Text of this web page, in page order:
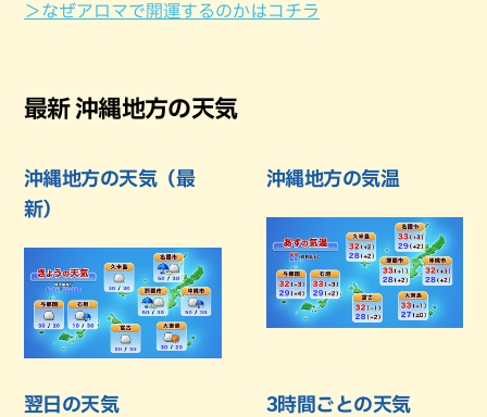
＞なぜアロマで開運するのかはコチラ
最新 沖縄地方の天気
沖縄地方の天気（最
新）
沖縄地方の気温
翌日の天気 3時間ごとの天気